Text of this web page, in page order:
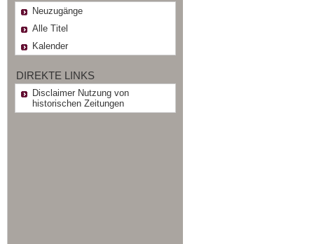
Neuzugänge
Alle Titel
Kalender
DIREKTE LINKS
Disclaimer Nutzung von
historischen Zeitungen